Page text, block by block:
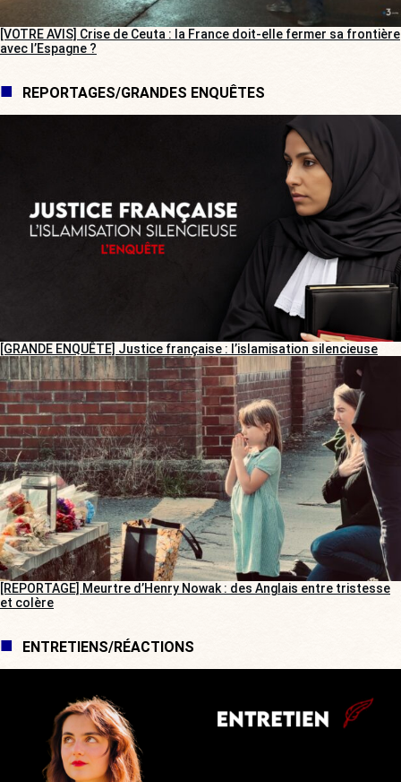
[VOTRE AVIS] Crise de Ceuta : la France doit-elle fermer sa frontière
avec l’Espagne ?
REPORTAGES/GRANDES ENQUÊTES
[GRANDE ENQUÊTE] Justice française : l’islamisation silencieuse
[REPORTAGE] Meurtre d’Henry Nowak : des Anglais entre tristesse
et colère
ENTRETIENS/RÉACTIONS